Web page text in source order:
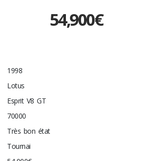
54,900€
1998
Lotus
Esprit V8 GT
70000
Très bon état
Tournai